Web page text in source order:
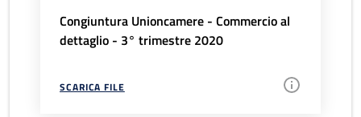
Congiuntura Unioncamere - Commercio al
dettaglio - 3° trimestre 2020
SCARICA FILE